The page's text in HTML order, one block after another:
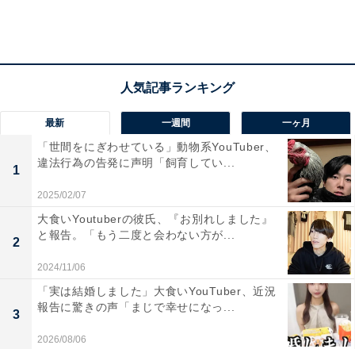
最新 一週間 一ヶ月
1
「世間をにぎわせている」動物系YouTuber、
違法行為の告発に声明「飼育してい...
2025/02/07
2
大食いYoutuberの彼氏、『お別れしました』
と報告。「もう二度と会わない方が...
2024/11/06
3
「実は結婚しました」大食いYouTuber、近況
報告に驚きの声「まじで幸せになっ...
2026/08/06